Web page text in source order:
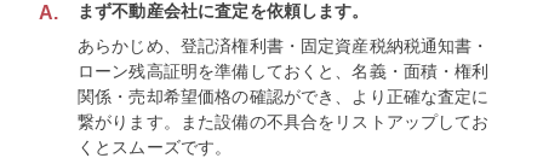
A.
まず不動産会社に査定を依頼します。
あらかじめ、登記済権利書・固定資産税納税通知書・
ローン残高証明を準備しておくと、名義・面積・権利
関係・売却希望価格の確認ができ、より正確な査定に
繋がります。また設備の不具合をリストアップしてお
くとスムーズです。